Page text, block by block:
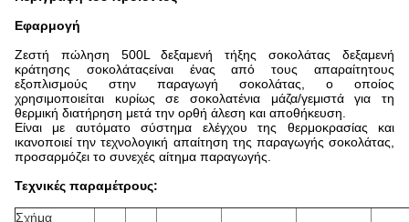
Εφαρμογή
Ζεστή πώληση 500L δεξαμενή τήξης σοκολάτας δεξαμενή
κράτησης σοκολάταςείναι ένας από τους απαραίτητους
εξοπλισμούς στην παραγωγή σοκολάτας, ο οποίος
χρησιμοποιείται κυρίως σε σοκολατένια μάζα/γεμιστά για τη
θερμική διατήρηση μετά την ορθή άλεση και αποθήκευση.
Είναι με αυτόματο σύστημα ελέγχου της θερμοκρασίας και
ικανοποιεί την τεχνολογική απαίτηση της παραγωγής σοκολάτας,
προσαρμόζει το συνεχές αίτημα παραγωγής.
Τεχνικές παραμέτρους:
Σχήμα